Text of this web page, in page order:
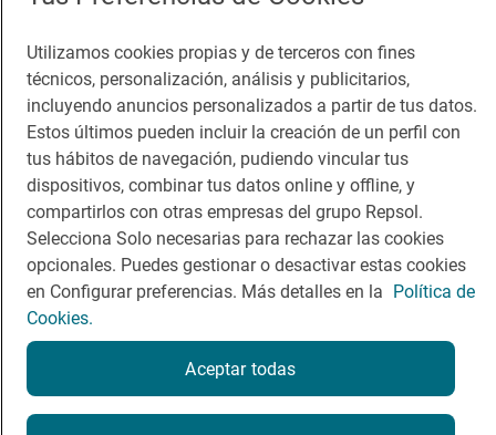
Comer
Viajar
Dormir
Contacto
Sala de prensa
Canal de ética
Política de privacidad Política de cookies Nota legal
Condiciones del servicio
© Repsol S.A. 2000
Utilizamos cookies propias y de terceros con fines
técnicos, personalización, análisis y publicitarios,
incluyendo anuncios personalizados a partir de tus datos.
Estos últimos pueden incluir la creación de un perfil con
tus hábitos de navegación, pudiendo vincular tus
dispositivos, combinar tus datos online y offline, y
compartirlos con otras empresas del grupo Repsol.
Selecciona Solo necesarias para rechazar las cookies
opcionales. Puedes gestionar o desactivar estas cookies
en Configurar preferencias. Más detalles en la Política de
Cookies.
Aceptar todas